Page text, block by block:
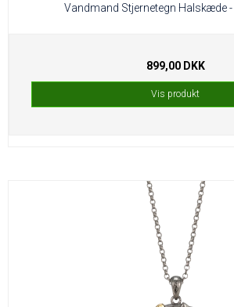
Vandmand Stjernetegn Halskæde
899,00 DKK
Vis produkt